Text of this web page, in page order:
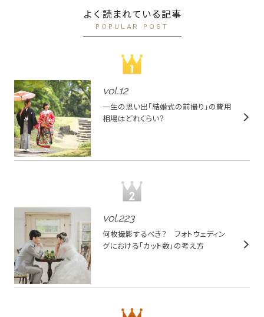
よく読まれている記事
POPULAR POST
vol.12
一生の思い出「結婚式の前撮り」の費用
相場はどれくらい？
vol.223
何枚撮影するべき？ フォトウェディン
グにおける「カット数」の考え方